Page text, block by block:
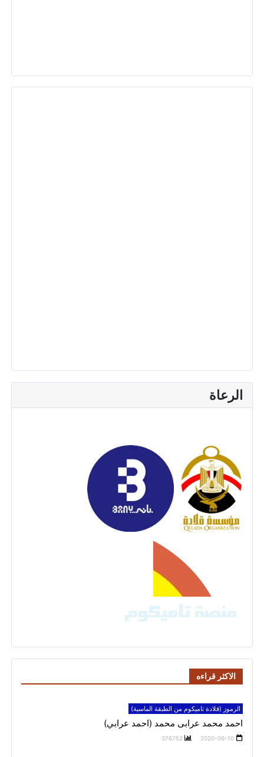
الرعاة
الاكثر قراءه
الرموز (قلادة تاميكوم من الطبقة الماسية)
احمد محمد عرابى محمد (احمد عرابي)
2020-06-10
376752